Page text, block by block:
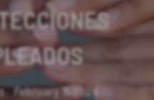
February 7, 2024